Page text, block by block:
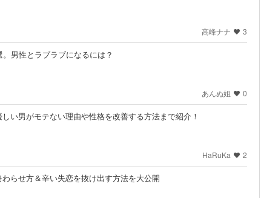
高峰ナナ 3
男性とラブラブになるには？
あんぬ姐 0
い男がモテない理由や性格を改善する方法まで紹介！
HaRuKa 2
らせ方＆辛い失恋を抜け出す方法を大公開